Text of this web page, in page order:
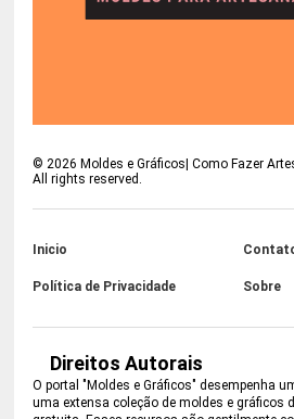
© 2026 Moldes e Gráficos| Como Fazer
All rights reserved.
Inicio
Política de Privacidade Sobre
Direitos Autorais
O portal "Moldes e Gráficos" desempenha
uma extensa coleção de moldes e gráficos